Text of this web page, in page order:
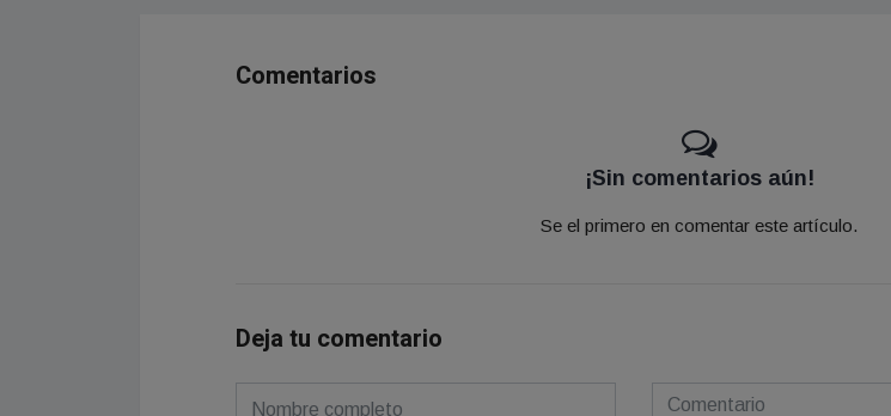
Comentarios
¡Sin comentarios aún!
Se el primero en comentar este artículo.
Deja tu comentario